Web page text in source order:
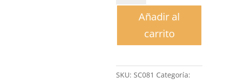
Limpiador
espumoso
manzanilla
Añadir al
carrito
SKU:SC081 Categoría: